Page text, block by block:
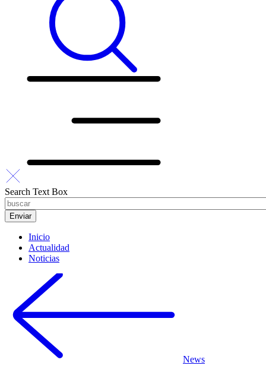
Search Text Box
Inicio
Actualidad
Noticias
News